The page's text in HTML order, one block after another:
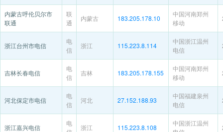
内蒙古呼伦贝尔市
联通
联
通
内蒙古 183.205.178.10
中国河南郑州
移动
浙江台州市电信
电
信
浙江 115.223.8.114
中国浙江温州
电信
吉林长春电信
电
信
吉林 183.205.178.155
中国河南郑州
移动
河北保定市电信
电
信
河北 27.152.188.93
中国福建泉州
电信
浙江嘉兴电信
电
浙江 115.223.8.108
中国浙江温州